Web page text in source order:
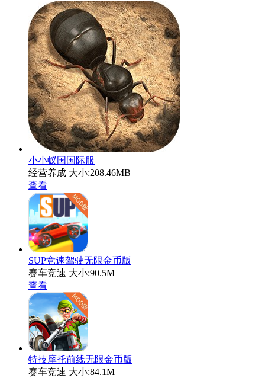
小小蚁国国际服
经营养成 大小:208.46MB
查看
SUP竞速驾驶无限金币版
赛车竞速 大小:90.5M
查看
特技摩托前线无限金币版
赛车竞速 大小:84.1M